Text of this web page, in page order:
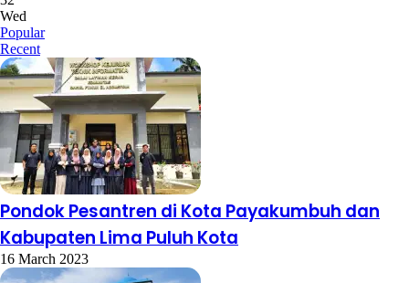
Wed
Popular
Recent
Pondok Pesantren di Kota Payakumbuh dan
Kabupaten Lima Puluh Kota
16 March 2023